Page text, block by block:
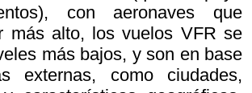
con aeronaves que
más alto, los vuelos VFR se
más bajos, y son en base
externas, como ciudades,